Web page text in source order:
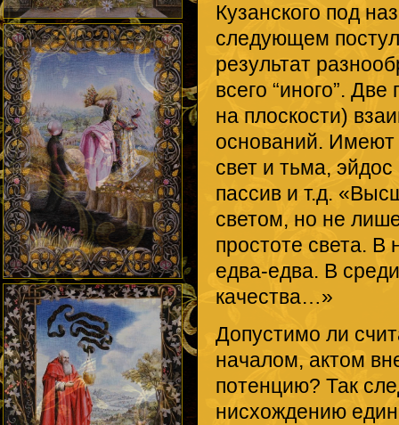
Кузанского под
следующем
результат
всего “иного”.
на плоскости)
оснований. Имеют
свет и тьма,
пассив и т.д.
светом, но не
простоте света.
едва-едва. В
качества…»
Допустимо ли
началом, актом
потенцию? Так
нисхождению